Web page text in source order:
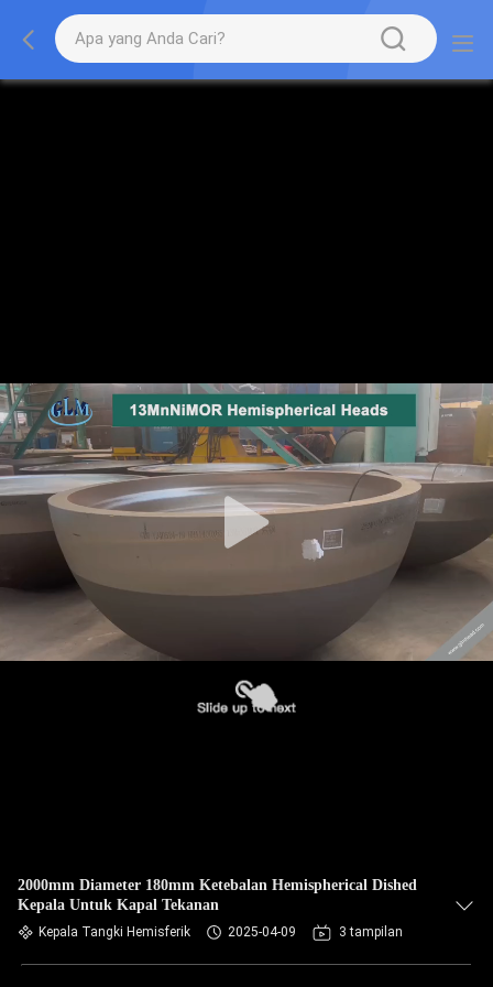
2000mm Diameter 180mm Ketebalan Hemispherical Dished
Kepala Untuk Kapal Tekanan
Kepala Tangki Hemisferik 2025-04-09 3 tampilan